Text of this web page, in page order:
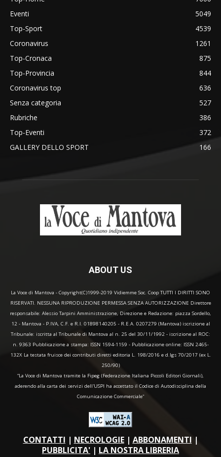
Eventi
5049
Top-Sport
4539
Coronavirus
1261
Top-Cronaca
875
Top-Provincia
844
Coronavirus top
636
Senza categoria
527
Rubriche
386
Top-Eventi
372
GALLERY DELLO SPORT
166
ABOUT US
La Voce di Mantova - Copyright(C)1999-2019 Vidiemme Soc. Coop TUTTI I DIRITTI SONO
RISERVATI. NESSUNA RIPRODUZIONE PERMESSA SENZA AUTORIZZAZIONE Direttore
responsabile: Alessio Tarpini Amministrazione, Direzione e Redazione: piazza Sordello,
12 - Mantova - P.IVA, C.F. e R.I. 01898140205 - R.E.A. 0207279 (Mantova) iscrizione al
Tribunale: iscritta al Tribunale di Mantova al n. 25 del 30/11/1992 - iscrizione al ROC:
n. 9363 Pubblicazione a stampa: ISSN 1594-1159 - Pubblicazione online: ISSN 2465-
132X La testata fruisce dei contributi diretti editoria L. 198/2016 e d.lgs 70/2017 (ex L.
250/90)
“La Voce di Mantova tramite la Fipeg (Federazione Italiana Piccoli Editori Giornali),
aderendo alla carta dei servizi dell'USPI ha accettato il Codice di Autodisciplina della
Comunicazione Commerciale"
CONTATTI | NECROLOGIE| ABBONAMENTI |
PUBBLICITA' | LA NOSTRA LIBRERIA